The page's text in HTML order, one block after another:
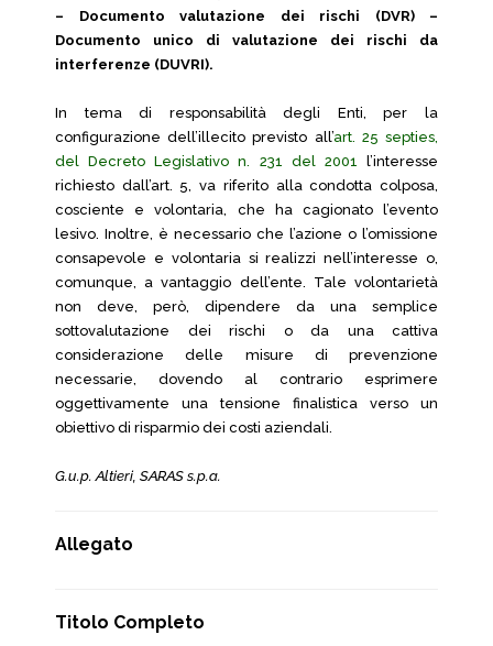
– Documento valutazione dei rischi (DVR) –
Documento unico di valutazione dei rischi da
interferenze (DUVRI).
In tema di responsabilità degli Enti, per la
configurazione dell’illecito previsto all’art. 25 septies,
del Decreto Legislativo n. 231 del 2001 l’interesse
richiesto dall’art. 5, va riferito alla condotta colposa,
cosciente e volontaria, che ha cagionato l’evento
lesivo. Inoltre, è necessario che l’azione o l’omissione
consapevole e volontaria si realizzi nell’interesse o,
comunque, a vantaggio dell’ente. Tale volontarietà
non deve, però, dipendere da una semplice
sottovalutazione dei rischi o da una cattiva
considerazione delle misure di prevenzione
necessarie, dovendo al contrario esprimere
oggettivamente una tensione finalistica verso un
obiettivo di risparmio dei costi aziendali.
G.u.p. Altieri, SARAS s.p.a.
Allegato
Titolo Completo